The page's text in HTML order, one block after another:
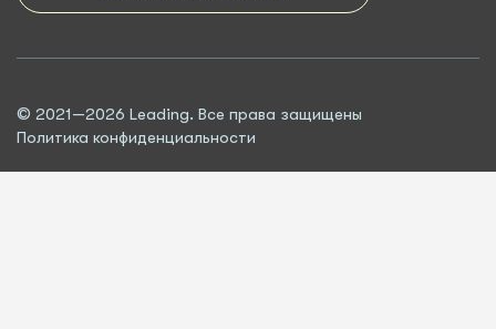
© 2021—2026 Leading. Все права защищены
Политика конфиденциальности